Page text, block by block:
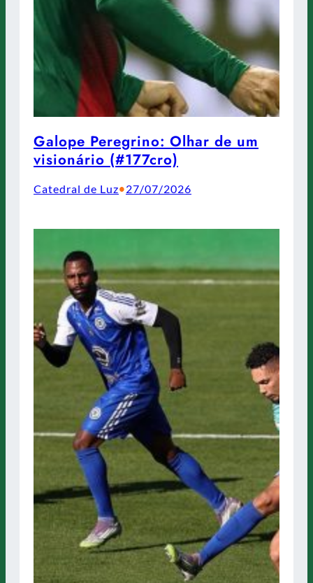
Galope Peregrino: Olhar de um
visionário (#177cro)
Catedral de Luz•27/07/2026